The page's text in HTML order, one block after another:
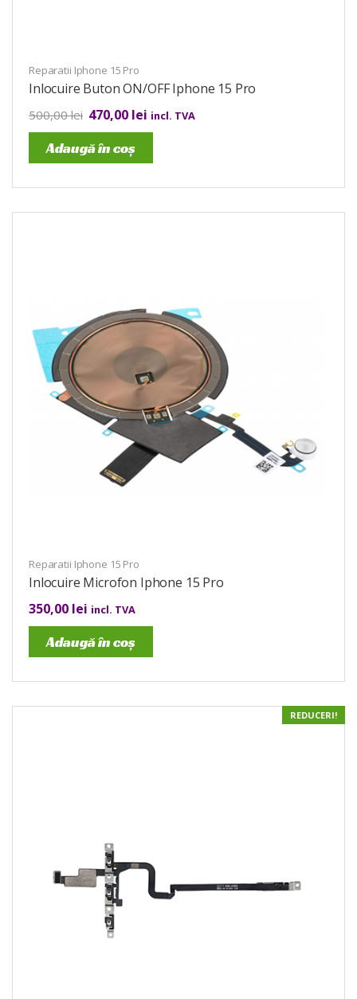
Reparatii Iphone 15 Pro
Inlocuire Buton ON/OFF Iphone 15 Pro
500,00lei 470,00 lei incl. TVA
Adaugă în coș
Reparatii Iphone 15 Pro
Inlocuire Microfon Iphone 15 Pro
350,00 lei incl. TVA
Adaugă în coș
REDUCERI!